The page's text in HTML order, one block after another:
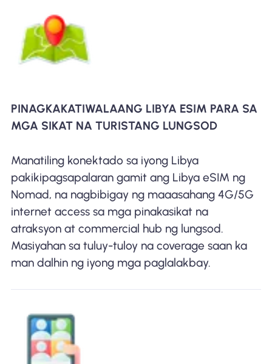
PINAGKAKATIWALAANG LIBYA ESIM PARA SA
MGA SIKAT NA TURISTANG LUNGSOD
Manatiling konektado sa iyong Libya
pakikipagsapalaran gamit ang Libya eSIM ng
Nomad, na nagbibigay ng maaasahang 4G/5G
internet access sa mga pinakasikat na
atraksyon at commercial hub ng lungsod.
Masiyahan sa tuluy-tuloy na coverage saan ka
man dalhin ng iyong mga paglalakbay.